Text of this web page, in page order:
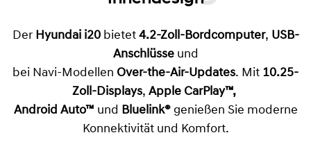
Der Hyundai i20bietet 4.2-Zoll-Bordcomputer, USB-
Anschlüsseund
bei Navi-Modellen Over-the-Air-Updates. Mit 10.25-
Zoll-Displays, Apple CarPlay™,
Android Auto™ und Bluelink®genießen Sie moderne
Konnektivität und Komfort.